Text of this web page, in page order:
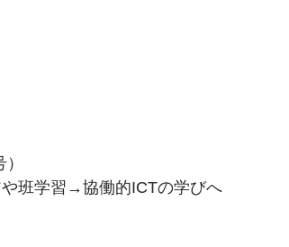
班学習→協働的ICTの学びへ